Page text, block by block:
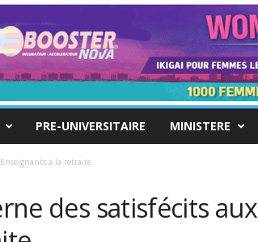
PRE-UNIVERSITAIRE MINISTERE
à la retraite
des satisfécits aux